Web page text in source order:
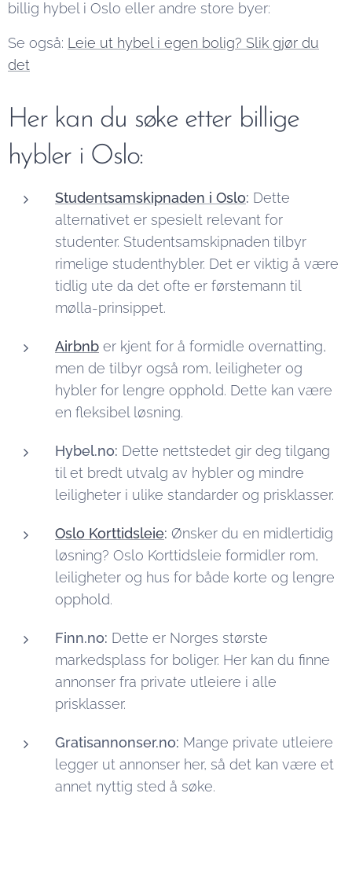
billig hybel i Oslo eller andre store byer:
Se også: Leie ut hybel i egen bolig? Slik gjør du
det
Her kan du søke etter billige
hybler i Oslo:
Studentsamskipnaden i Oslo: Dette
alternativet er spesielt relevant for
studenter. Studentsamskipnaden tilbyr
rimelige studenthybler. Det er viktig å være
tidlig ute da det ofte er førstemann til
mølla-prinsippet.
Airbnb er kjent for å formidle overnatting,
men de tilbyr også rom, leiligheter og
hybler for lengre opphold. Dette kan være
en fleksibel løsning.
Hybel.no: Dette nettstedet gir deg tilgang
til et bredt utvalg av hybler og mindre
leiligheter i ulike standarder og prisklasser.
Oslo Korttidsleie: Ønsker du en midlertidig
løsning? Oslo Korttidsleie formidler rom,
leiligheter og hus for både korte og lengre
opphold.
Finn.no: Dette er Norges største
markedsplass for boliger. Her kan du finne
annonser fra private utleiere i alle
prisklasser.
Gratisannonser.no: Mange private utleiere
legger ut annonser her, så det kan være et
annet nyttig sted å søke.